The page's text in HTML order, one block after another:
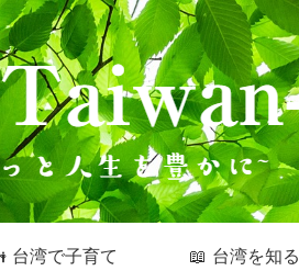
台湾で子育て 📖 台湾を知る